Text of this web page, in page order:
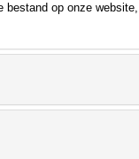
op onze